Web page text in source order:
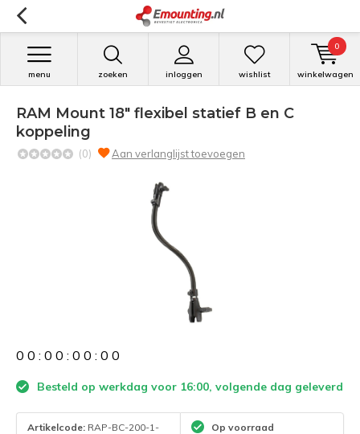
zoeken inloggen
menu wishlist winkelwagen
0
RAM Mount 18" flexibel statief B en C
koppeling
(0) Aan verlanglijst toevoegen
0 0 : 0 0 : 0 0 : 0 0
Besteld op werkdag voor 16:00, volgende dag geleverd
Artikelcode: RAP-BC-200-1-
Op voorraad